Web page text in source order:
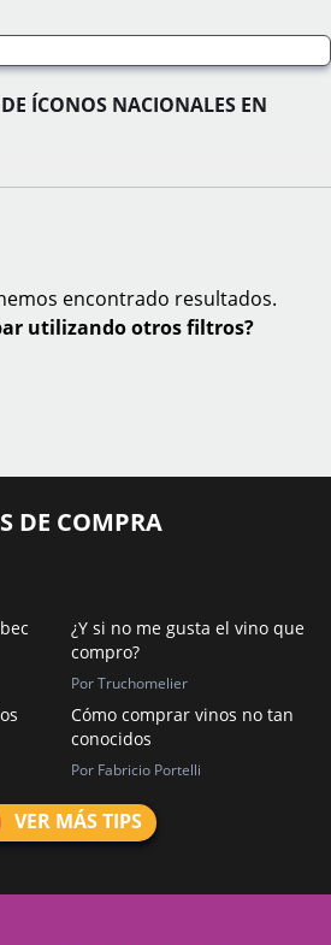
ÍCONOS NACIONALES EN
encontrado resultados.
utilizando otros filtros?
DE COMPRA
¿Y si no me gusta el vino que
compro?
Por Truchomelier
Cómo comprar vinos no tan
conocidos
Por Fabricio Portelli
VER MÁS TIPS